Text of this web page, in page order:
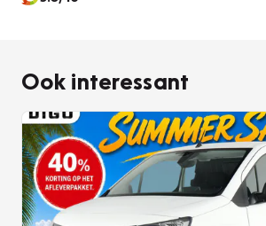
continu over uw veiligheid. Bij een
remmen essentieel. De Brake Assist
de remcapaciteiten van deze Toyota
auto is ook uitgerust met hill hold functie
bandenspanningcontrolesysteem.
Ook interessant